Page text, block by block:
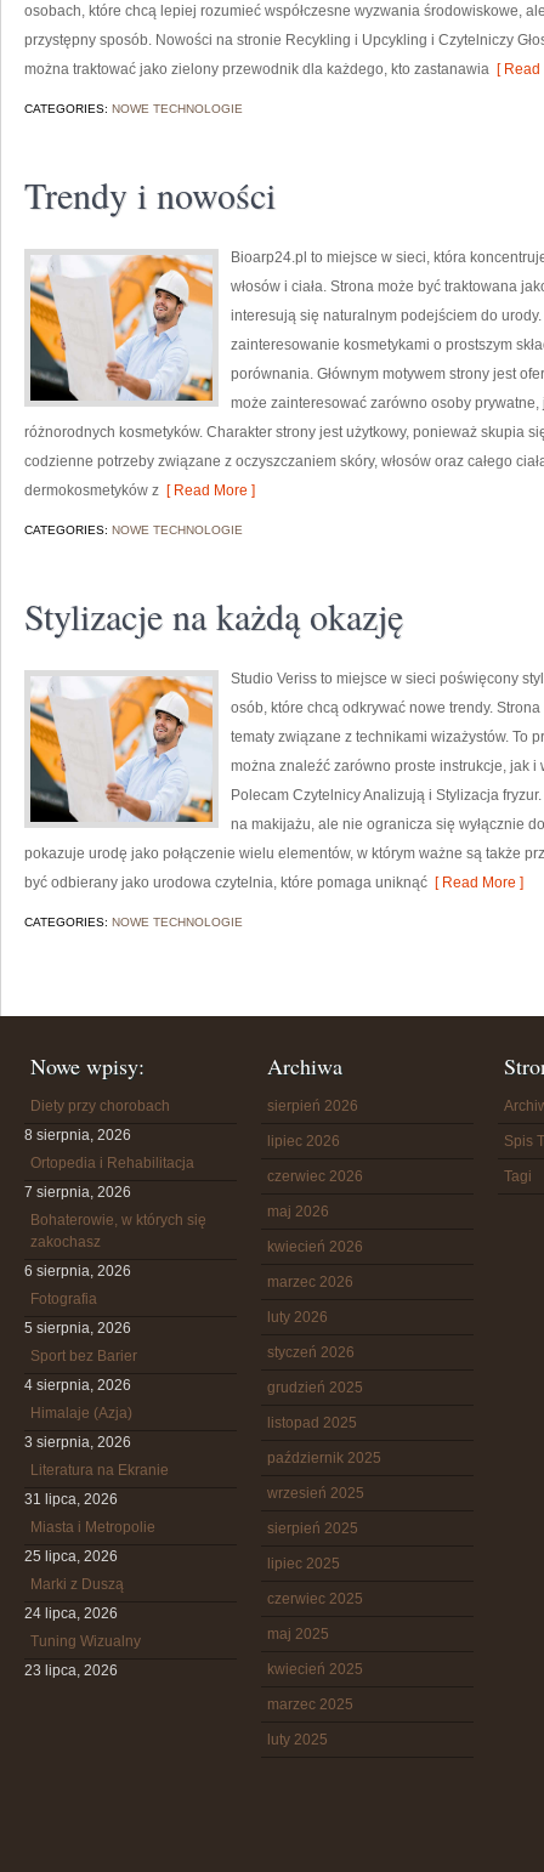
osobach, które chcą lepiej rozumieć współczesne wyzwania środowiskowe,
przystępny sposób. Nowości na stronie Recykling i Upcykling i Czytelniczy
można traktować jako zielony przewodnik dla każdego, kto zastanawia [ Read
CATEGORIES: NOWE TECHNOLOGIE
Trendy i nowości
Bioarp24.pl to miejsce w sieci, która
włosów i ciała. Strona może być traktowana
interesują się naturalnym podejściem do
zainteresowanie kosmetykami o prostszym
porównania. Głównym motywem strony jest
może zainteresować zarówno osoby
różnorodnych kosmetyków. Charakter strony jest użytkowy, ponieważ skupia
codzienne potrzeby związane z oczyszczaniem skóry, włosów oraz całego
dermokosmetyków z [ Read More ]
CATEGORIES: NOWE TECHNOLOGIE
Stylizacje na każdą okazję
Studio Veriss to miejsce w sieci poświęcony
osób, które chcą odkrywać nowe trendy.
tematy związane z technikami wizażystów. To
można znaleźć zarówno proste instrukcje, jak
Polecam Czytelnicy Analizują i Stylizacja
na makijażu, ale nie ogranicza się wyłącznie
pokazuje urodę jako połączenie wielu elementów, w którym ważne są także
być odbierany jako urodowa czytelnia, które pomaga uniknąć [ Read More ]
CATEGORIES: NOWE TECHNOLOGIE
Nowe wpisy:
Diety przy chorobach
8 sierpnia, 2026
Ortopedia i Rehabilitacja
7 sierpnia, 2026
Bohaterowie, w których się
zakochasz
6 sierpnia, 2026
Fotografia
5 sierpnia, 2026
Sport bez Barier
4 sierpnia, 2026
Himalaje (Azja)
3 sierpnia, 2026
Literatura na Ekranie
31 lipca, 2026
Miasta i Metropolie
25 lipca, 2026
Marki z Duszą
24 lipca, 2026
Tuning Wizualny
23 lipca, 2026
Archiwa
sierpień 2026
lipiec 2026
czerwiec 2026
maj 2026
kwiecień 2026
marzec 2026
luty 2026
styczeń 2026
grudzień 2025
listopad 2025
październik 2025
wrzesień 2025
sierpień 2025
lipiec 2025
czerwiec 2025
maj 2025
kwiecień 2025
marzec 2025
luty 2025
Spis
Tagi